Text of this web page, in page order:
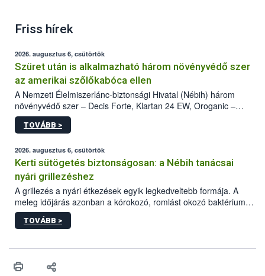
Friss hírek
2026. augusztus 6, csütörtök
Szüret után is alkalmazható három növényvédő szer
az amerikai szőlőkabóca ellen
A Nemzeti Élelmiszerlánc-biztonsági Hivatal (Nébih) három
növényvédő szer – Decis Forte, Klartan 24 EW, Oroganic –
engedélyokiratát módosította, így azok a szüretet követően,
egészen a vesszőérettség (BBCH 91) stádiumáig
érésű szőlőkben is legyen lehetőség a károsító elleni további
védekezésre. Az Oroganic készítmény kis kiszerelésben kiskerti
felhasználók számára is elérhető és ökológiai termesztésben is
engedélyezett.
TOVÁBB >
2026. augusztus 6, csütörtök
Kerti sütögetés biztonságosan: a Nébih tanácsai
nyári grillezéshez
A grillezés a nyári étkezések egyik legkedveltebb formája. A
meleg időjárás azonban a kórokozó, romlást okozó baktériumok
gyorsabb szaporodásának is kedvez. A szabadtéri sütögetés
ezért nem csupán a megfelelő sütési technikáról szól: legalább
higiéniai szabályok betartása, a megfelelő hőkezelés, valamint a
biztonsági Hivatal (Nébih) Oktatási Programja összegyűjtötte a
TOVÁBB >